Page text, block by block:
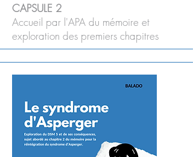
CAPSULE 2
Accueil par l'APA du mémoire et
exploration des premiers chapitres